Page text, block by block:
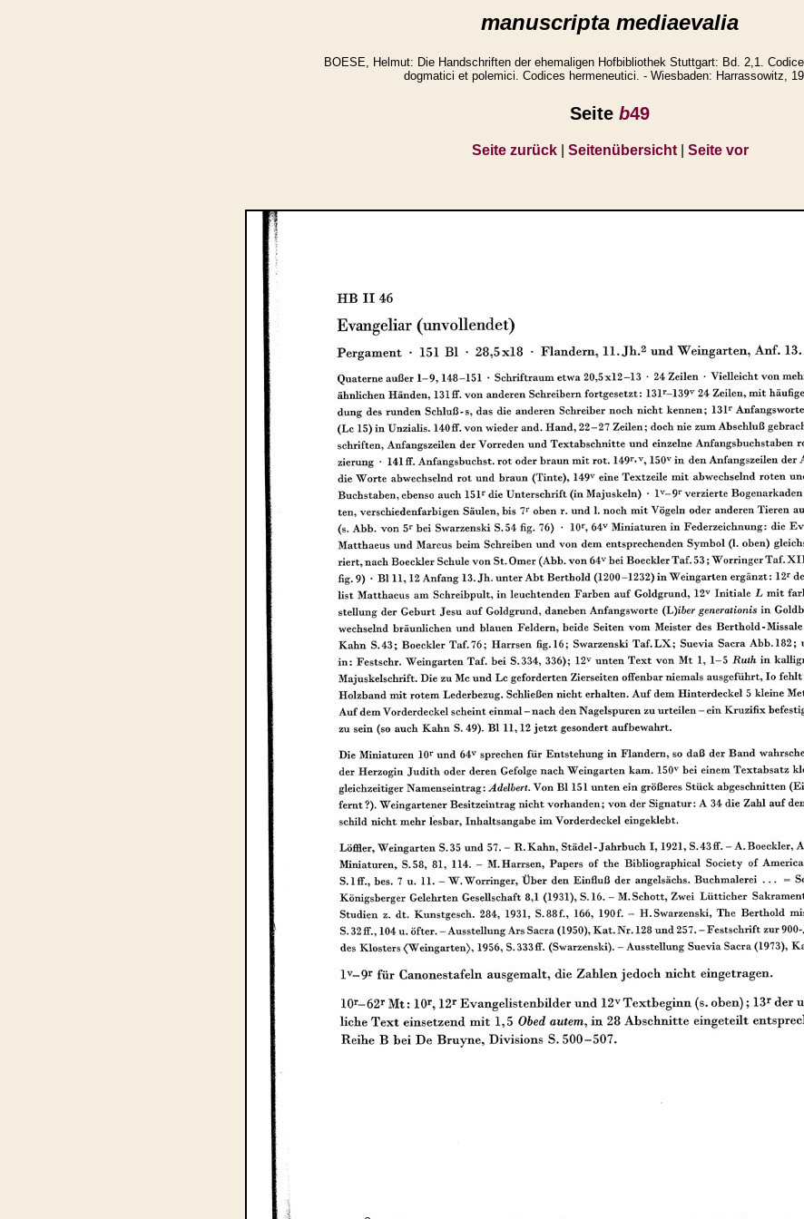
manuscripta mediaevalia
BOESE, Helmut: Die Handschriften der ehemaligen Hofbibliothek Stuttgart: Bd. 2,1.
dogmatici et polemici. Codices hermeneutici. - Wiesbaden: Harrassowitz,
Seite b49
Seite zurück| Seitenübersicht| Seite vor